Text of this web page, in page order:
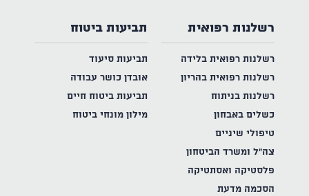
רשלנות רפואית
רשלנות רפואית בלידה
רשלנות רפואית בהריון
רשלנות בניתוח
כשלים באבחון
טיפולי שיניים
צה"ל ומשרד הביטחון
פלסטיקה ואסתטיקה
הסכמה מדעת
תביעות ביטוח
תביעות סיעוד
אובדן כושר עבודה
תביעות ביטוח חיים
מילון מונחי ביטוח